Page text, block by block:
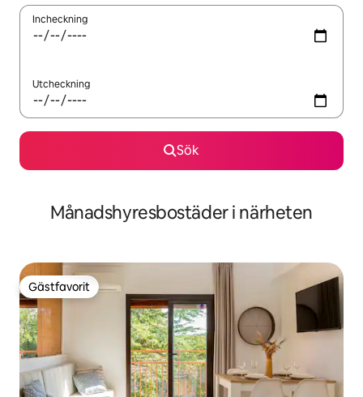
Incheckning
Utcheckning
Sök
Månadshyresbostäder i närheten
Gästfavorit
Gästfavorit